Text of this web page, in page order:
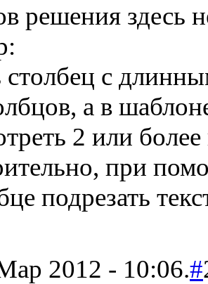
решения здесь
столбец с
а в
2 или
при
подрезать
2012 - 10:06.#